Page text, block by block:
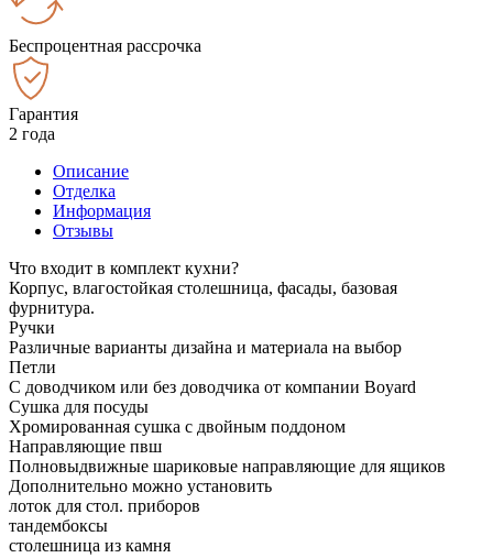
Беспроцентная рассрочка
Гарантия
2 года
Описание
Отделка
Информация
Отзывы
Что входит в комплект кухни?
Корпус, влагостойкая столешница, фасады, базовая
фурнитура.
Ручки
Различные варианты дизайна и материала на выбор
Петли
С доводчиком или без доводчика от компании Boyard
Сушка для посуды
Хромированная сушка с двойным поддоном
Направляющие пвш
Полновыдвижные шариковые направляющие для ящиков
Дополнительно можно установить
лоток для стол. приборов
тандембоксы
столешница из камня